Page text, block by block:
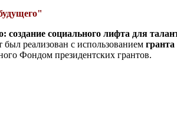
социального лифта для
был реализован с использованием гранта
Фондом президентских грантов.